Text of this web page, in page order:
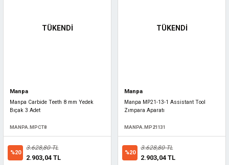
TÜKENDİ
Manpa
Manpa Carbide Teeth 8 mm Yedek
Bıçak 3 Adet
MANPA.MPCT8
%20
3.628,80 TL
2.903,04 TL
TÜKENDİ
Manpa
Manpa MP21-13-1 Assistant Tool
Zımpara Aparatı
MANPA.MP21131
%20
3.628,80 TL
2.903,04 TL